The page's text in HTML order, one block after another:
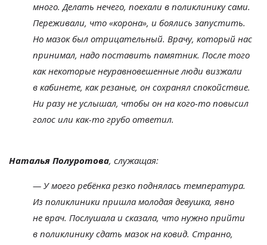
много. Делать нечего, поехали в поликлинику сами.
Переживали, что «корона», и боялись запустить.
Но мазок был отрицательный. Врачу, который нас
принимал, надо поставить памятник. После того
как некоторые неуравновешенные люди визжали
в кабинете, как резаные, он сохранял спокойствие.
Ни разу не услышал, чтобы он на кого-то повысил
голос или как-то грубо ответил.
Наталья Полуротова, служащая:
— У моего ребёнка резко поднялась температура.
Из поликлиники пришла молодая девушка, явно
не врач. Послушала и сказала, что нужно прийти
в поликлинику сдать мазок на ковид. Странно,